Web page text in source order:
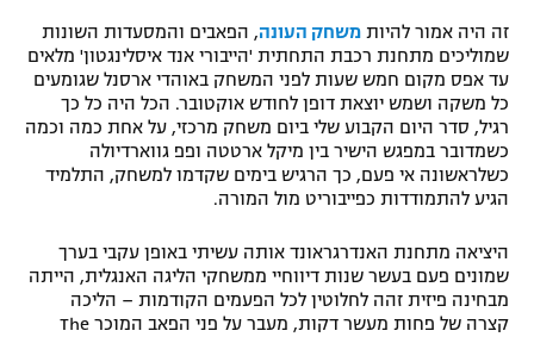
תקנון עבור פעילות אלקטרה
תקנון עבור פעילות ספורט 1 – "מרלן"
גיימינג E-Sports
תנאי שימוש
מדיניות פרטיות
תקנון פעילות ספורט 1
פוטבול אמריקאי NFL
בייסבול MLB
ספורט אתגרי ואקסטרים
אומנויות לחימה
גיימינג E-Sports
זה היה אמור להיות משחק העונה, הפאבים והמסעדות השונות
שמוליכים מתחנת רכבת התחתית 'הייבורי אנד איסלינגטון' מלאים
עד אפס מקום חמש שעות לפני המשחק באוהדי ארסנל שגומעים
כל משקה ושמש יוצאת דופן לחודש אוקטובר. הכל היה כל כך
רגיל, סדר היום הקבוע שלי ביום משחק מרכזי, על אחת כמה וכמה
כשמדובר במפגש הישיר בין מיקל ארטטה ופפ גווארדיולה
כשלראשונה אי פעם, כך הרגיש בימים שקדמו למשחק, התלמיד
הגיע להתמודדות כפייבוריט מול המורה.
היציאה מתחנת האנדרגראונד אותה עשיתי באופן עקבי בערך
שמונים פעם בעשר שנות דיווחיי ממשחקי הליגה האנגלית, הייתה
מבחינה פיזית זהה לחלוטין לכל הפעמים הקודמות – הליכה
קצרה של פחות מעשר דקות, מעבר על פני הפאב המוכר The